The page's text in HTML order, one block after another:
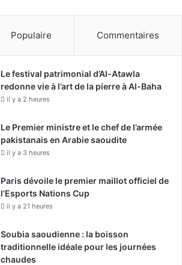
Populaire Commentaires
Le festival patrimonial d’Al-Atawla
redonne vie à l’art de la pierre à Al-Baha
il y a 2 heures
Le Premier ministre et le chef de l’armée
pakistanais en Arabie saoudite
il y a 3 heures
Paris dévoile le premier maillot officiel de
l’Esports Nations Cup
il y a 21 heures
Soubia saoudienne : la boisson
traditionnelle idéale pour les journées
chaudes